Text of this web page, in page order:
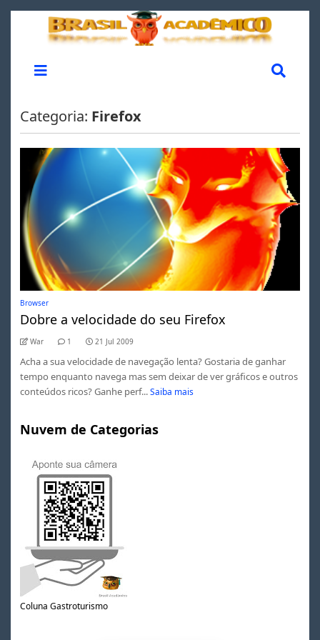
Categoria: Firefox
Browser
Dobre a velocidade do seu Firefox
War 1 21 Jul 2009
Acha a sua velocidade de navegação lenta? Gostaria de ganhar
tempo enquanto navega mas sem deixar de ver gráficos e outros
conteúdos ricos? Ganhe perf... Saiba mais
Nuvem de Categorias
Coluna Gastroturismo